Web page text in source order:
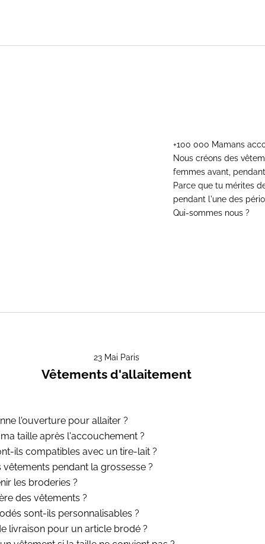
+100 000 Mamans
Nous créons des
femmes avant,
Parce que tu mérites
pendant l'une des
Qui-sommes nous ?
23 Mai Paris
Vêtements d'allaitement
l'ouverture pour allaiter ?
taille après l'accouchement ?
ils compatibles avec un tire-lait ?
pendant la grossesse ?
les broderies ?
des vêtements ?
sont-ils personnalisables ?
livraison pour un article brodé ?